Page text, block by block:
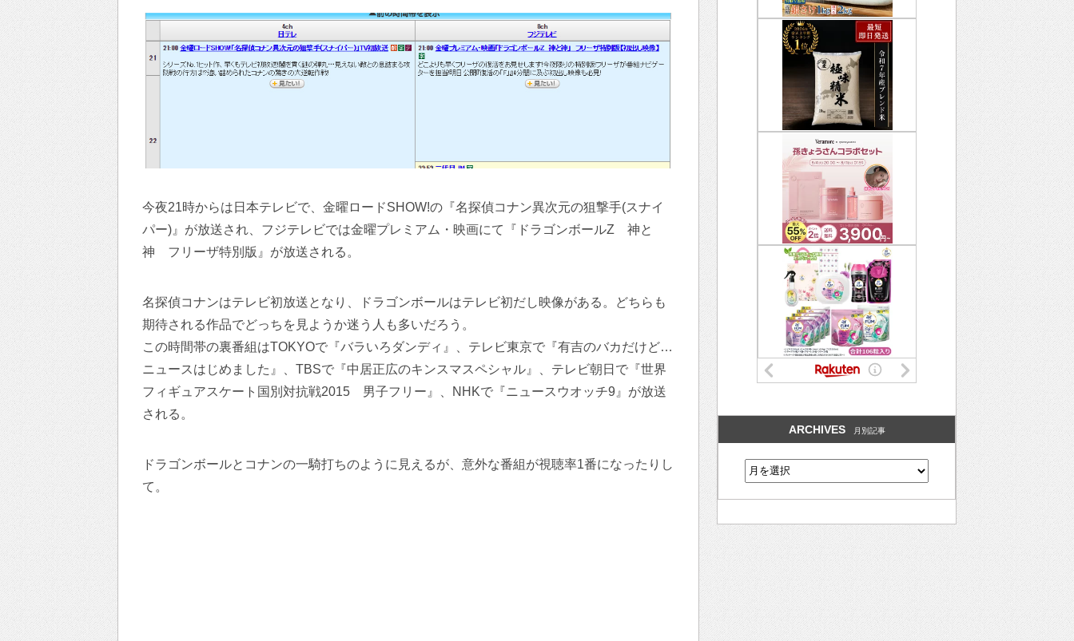
今夜21時からは日本テレビで、金曜ロードSHOW!の『名探偵コナン異次元の狙撃手(スナイ
パー)』が放送され、フジテレビでは金曜プレミアム・映画にて『ドラゴンボールZ 神と
神 フリーザ特別版』が放送される。
名探偵コナンはテレビ初放送となり、ドラゴンボールはテレビ初だし映像がある。どちらも
期待される作品でどっちを見ようか迷う人も多いだろう。
この時間帯の裏番組はTOKYOで『バラいろダンディ』、テレビ東京で『有吉のバカだけど…
ニュースはじめました』、TBSで『中居正広のキンスマスペシャル』、テレビ朝日で『世界
フィギュアスケート国別対抗戦2015 男子フリー』、NHKで『ニュースウオッチ9』が放送
される。
ドラゴンボールとコナンの一騎打ちのように見えるが、意外な番組が視聴率1番になったりし
て。
ARCHIVES 月別記事